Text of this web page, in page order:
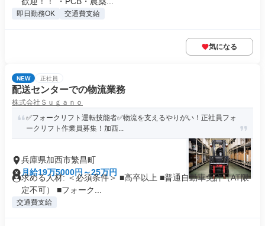
即日勤務OK 交通費支給
気になる
NEW 正社員
配送センターでの物流業務
株式会社Ｓｕｇａｎｏ
✅️フォークリフト運転技能者✅️物流を支えるやりがい！正社員フォ
ークリフト作業員募集！加西...
兵庫県加西市繁昌町
月給19万5000円～25万円
求める人材: ＜必須条件＞ ■高卒以上 ■普通自動車免許（AT限
定不可） ■フォーク...
交通費支給